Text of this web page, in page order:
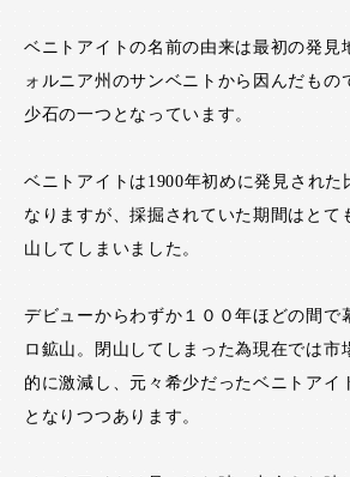
ベニトアイトの名前の由来は最初の発見
ォルニア州のサンベニトから因んだもの
少石の一つとなっています。
ベニトアイトは1900年初めに発見された
なりますが、採掘されていた期間はとて
山してしまいました。
デビューからわずか１００年ほどの間で
ロ鉱山。閉山してしまった為現在では市
的に激減し、元々希少だったベニトアイ
となりつつあります。